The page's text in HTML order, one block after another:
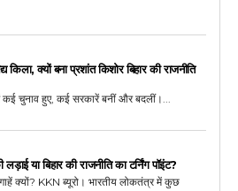
क्यों बना प्रशांत किशोर बिहार की राजनीति
कई चुनाव हुए, कई सरकारें बनीं और बदलीं।...
या बिहार की राजनीति का टर्निंग पॉइंट?
क्यों? KKN ब्यूरो। भारतीय लोकतंत्र में कुछ